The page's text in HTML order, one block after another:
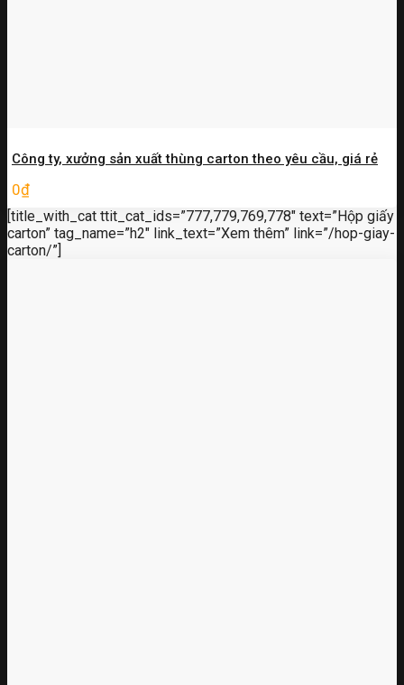
Công ty, xưởng sản xuất thùng carton theo yêu cầu, giá rẻ
0₫
[title_with_cat ttit_cat_ids=”777,779,769,778″ text=”Hộp giấy
carton” tag_name=”h2″ link_text=”Xem thêm” link=”/hop-giay-
carton/”]